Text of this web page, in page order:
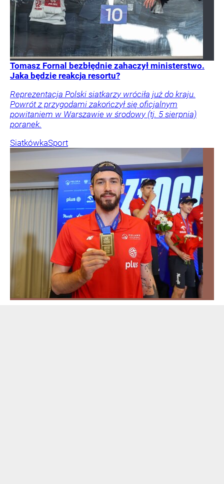
Tomasz Fornal bezbłędnie zahaczył ministerstwo.
Jaka będzie reakcja resortu?
Reprezentacja Polski siatkarzy wróciła już do kraju.
Powrót z przygodami zakończył się oficjalnym
powitaniem w Warszawie w środowy (tj. 5 sierpnia)
poranek.
SiatkówkaSport